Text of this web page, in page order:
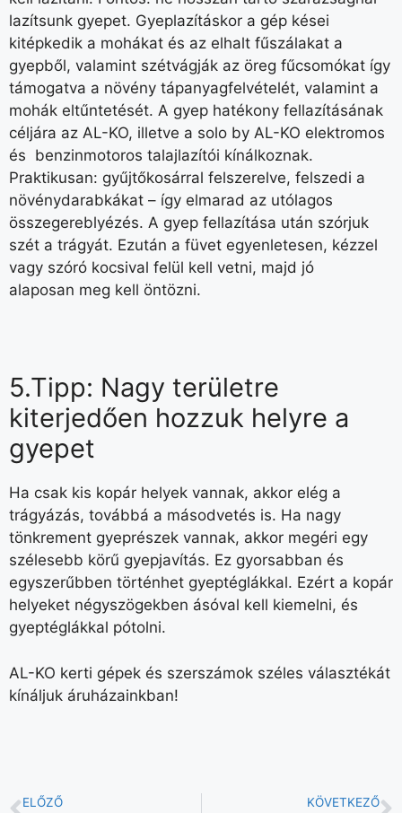
lazítsunk gyepet. Gyeplazításkor a gép kései
kitépkedik a mohákat és az elhalt fűszálakat a
gyepből, valamint szétvágják az öreg fűcsomókat így
támogatva a növény tápanyagfelvételét, valamint a
mohák eltűntetését. A gyep hatékony fellazításának
céljára az AL-KO, illetve a solo by AL-KO elektromos
és benzinmotoros talajlazítói kínálkoznak.
Praktikusan: gyűjtőkosárral felszerelve, felszedi a
növénydarabkákat – így elmarad az utólagos
összegereblyézés. A gyep fellazítása után szórjuk
szét a trágyát. Ezután a füvet egyenletesen, kézzel
vagy szóró kocsival felül kell vetni, majd jó
alaposan meg kell öntözni.
5.Tipp: Nagy területre
kiterjedően hozzuk helyre a
gyepet
Ha csak kis kopár helyek vannak, akkor elég a
trágyázás, továbbá a másodvetés is. Ha nagy
tönkrement gyeprészek vannak, akkor megéri egy
szélesebb körű gyepjavítás. Ez gyorsabban és
egyszerűbben történhet gyeptéglákkal. Ezért a kopár
helyeket négyszögekben ásóval kell kiemelni, és
gyeptéglákkal pótolni.
AL-KO kerti gépek és szerszámok széles választékát
kínáljuk áruházainkban!
ELŐZŐ KÖVETKEZŐ